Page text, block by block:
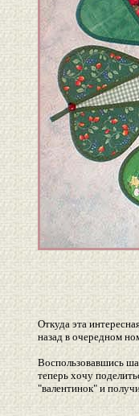
Откуда эта
назад в очередном
Воспользовавшись
теперь хочу
"валентинок" и